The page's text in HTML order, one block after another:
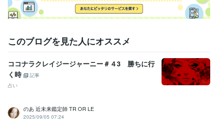
このブログを見た人にオススメ
ココナラクレイジージャーニー＃４3 勝ちに行
く時
記事
占い
のあ 近未来鑑定師 TR OR LE
2025/09/05 07:24